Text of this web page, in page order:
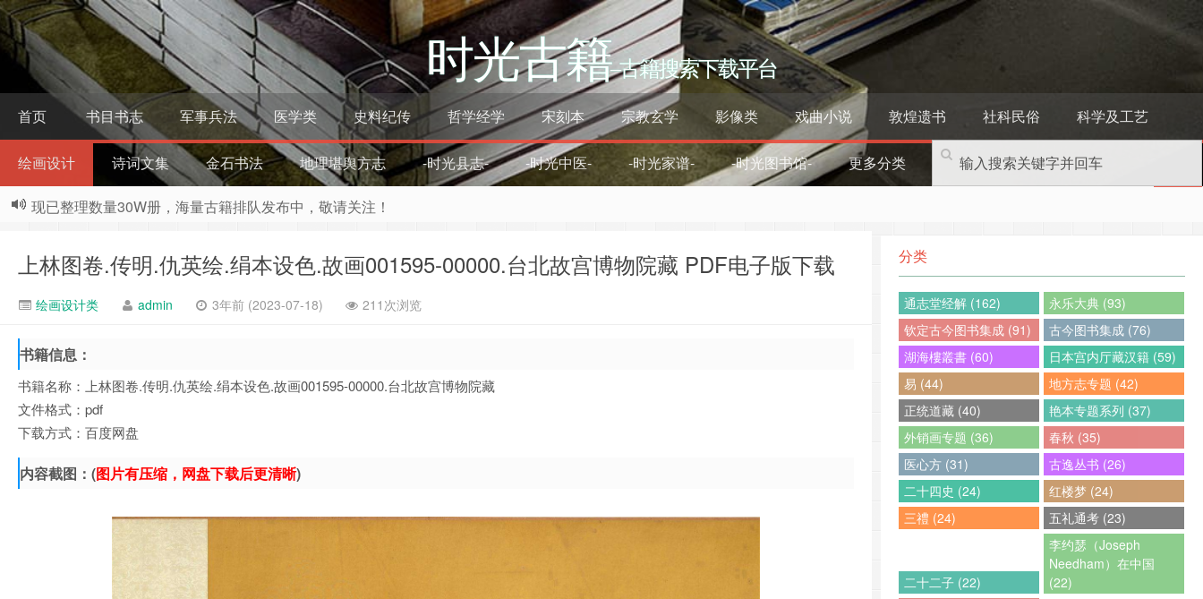
时光古籍–古籍搜索下载平台
首页 书目书志 军事兵法 医学类 史料纪传 哲学经学 宋刻本 宗教玄学 影像类 戏曲小说 敦煌遗书 社科民俗 科学及工艺
绘画设计 诗词文集 金石书法 地理堪舆方志 -时光县志- -时光中医- -时光家谱- -时光图书馆- 更多分类
现已整理数量30W册，海量古籍排队发布中，敬请关注！
上林图卷.传明.仇英绘.绢本设色.故画001595-00000.台北故宫博物院藏 PDF电子版下载
绘画设计类 admin 3年前 (2023-07-18) 211次浏览
书籍信息：
书籍名称：上林图卷.传明.仇英绘.绢本设色.故画001595-00000.台北故宫博物院藏
文件格式：pdf
下载方式：百度网盘
内容截图：(图片有压缩，网盘下载后更清晰)
分类
通志堂经解 (162)
永乐大典 (93)
钦定古今图书集成 (91)
古今图书集成 (76)
湖海樓叢書 (60)
日本宫内厅藏汉籍 (59)
易 (44)
地方志专题 (42)
正统道藏 (40)
艳本专题系列 (37)
外销画专题 (36)
春秋 (35)
医心方 (31)
古逸丛书 (26)
二十四史 (24)
红楼梦 (24)
三禮 (24)
五礼通考 (23)
二十二子 (22)
李约瑟（Joseph
Needham）在中国
(22)